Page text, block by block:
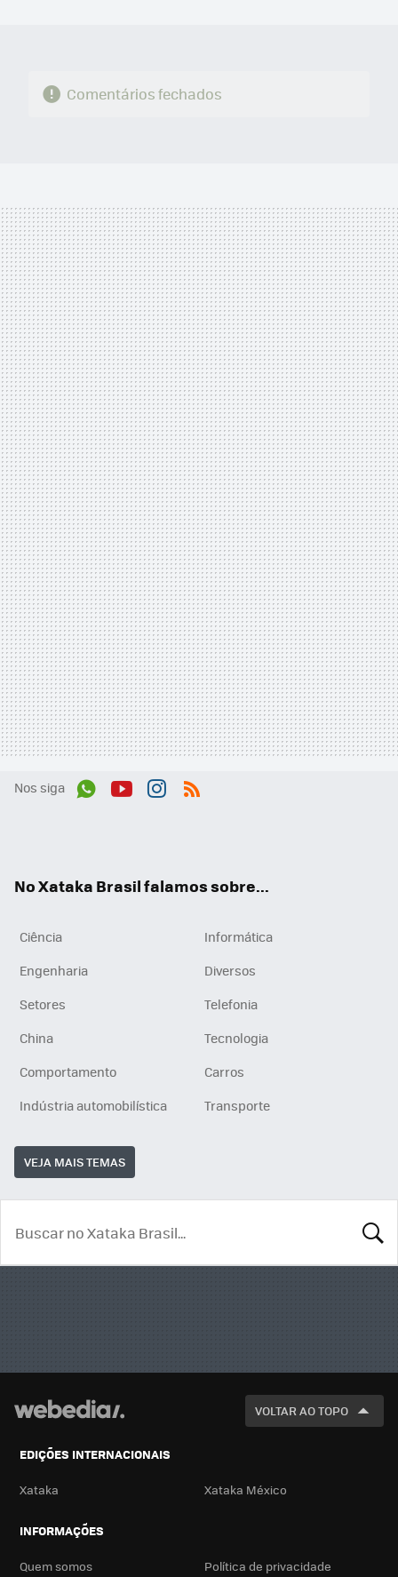
Comentários fechados
Nos siga
No Xataka Brasil falamos sobre...
Ciência
Informática
Engenharia
Diversos
Setores
Telefonia
China
Tecnologia
Comportamento
Carros
Indústria automobilística
Transporte
VEJA MAIS TEMAS
VOLTAR AO TOPO
EDIÇÕES INTERNACIONAIS
Xataka Xataka México
INFORMAÇÕES
Quem somos Política de privacidade